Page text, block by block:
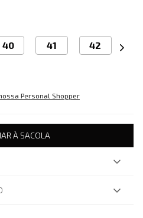
40 41 42
Personal Shopper
À SACOLA